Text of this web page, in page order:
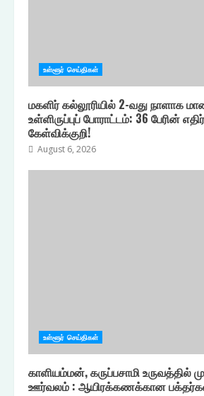
உள்ளூர் செய்திகள்
மகளிர் கல்லூரியில் 2-வது நாளாக
உள்ளிருப்புப் போராட்டம்: 36 பேரின்
கேள்விக்குறி!
August 6, 2026
உள்ளூர் செய்திகள்
காளியம்மன், கருப்பசாமி உருவத்தில்
ஊர்வலம் : ஆயிரக்கணக்கான